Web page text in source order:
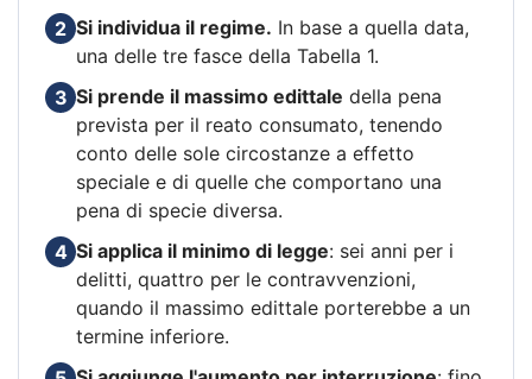
2 Si individua il regime. In base a quella data,
una delle tre fasce della Tabella 1.
3 Si prende il massimo edittale della pena
prevista per il reato consumato, tenendo
conto delle sole circostanze a effetto
speciale e di quelle che comportano una
pena di specie diversa.
4 Si applica il minimo di legge: sei anni per i
delitti, quattro per le contravvenzioni,
quando il massimo edittale porterebbe a un
termine inferiore.